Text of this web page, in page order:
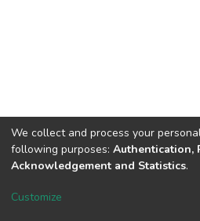
Dspace & Volodymyr Dahl East
We collect and process your
following purposes: Authentication,
Acknowledgement and Statistics.
Customize